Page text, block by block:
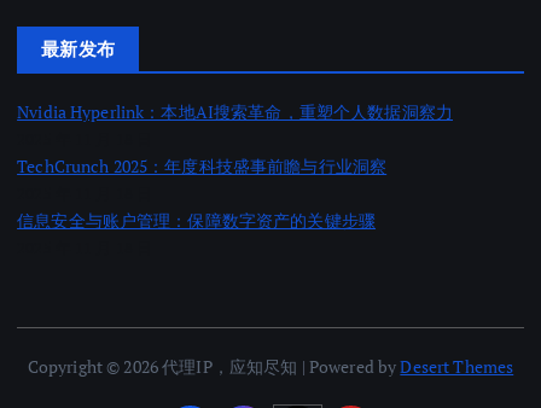
最新发布
Nvidia Hyperlink：本地AI搜索革命，重塑个人数据洞察力
TechCrunch 2025：年度科技盛事前瞻与行业洞察
信息安全与账户管理：保障数字资产的关键步骤
Copyright © 2026 代理IP，应知尽知 | Powered byDesert Themes